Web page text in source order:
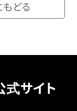
どる
サイト